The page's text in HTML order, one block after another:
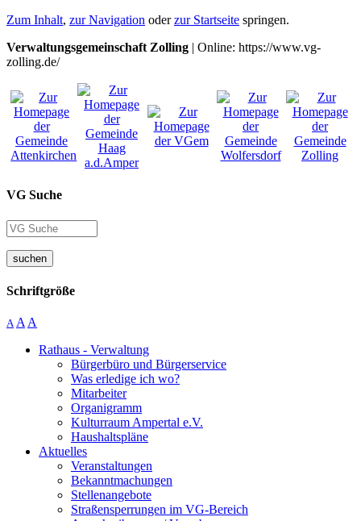
Zum Inhalt, zur Navigation oderzur Startseite springen.
Verwaltungsgemeinschaft Zolling | Online: https://www.vg-
zolling.de/
VG Suche
suchen
Schriftgröße
A A A
Rathaus - Verwaltung
Bürgerbüro und Bürgerservice
Was erledige ich wo?
Mitarbeiter
Organigramm
Kulturraum Ampertal e.V.
Haushaltspläne
Aktuelles
Veranstaltungen
Bekanntmachungen
Stellenangebote
Straßensperrungen im VG-Bereich